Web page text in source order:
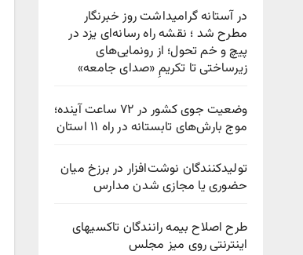
در آستانه گرامیداشت روز خبرنگار
مطرح شد ؛ نقشه راه رسانه‌ای یزد در
پیچ‌ و خم تحول؛ از رونمایی‌های
زیرساختی تا تکریمِ «صدای جامعه»
وضعیت جوی کشور در ۷۲ ساعت آینده؛
موج بارش‌های تابستانه در راه ۱۱ استان
تولیدکنندگان نوشت‌افزار در برزخ میان
حضوری یا مجازی شدن مدارس
طرح اصلاح بیمه رانندگان تاکسیهای
اینترنتی روی میز مجلس